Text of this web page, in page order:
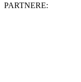
PARTNERE: